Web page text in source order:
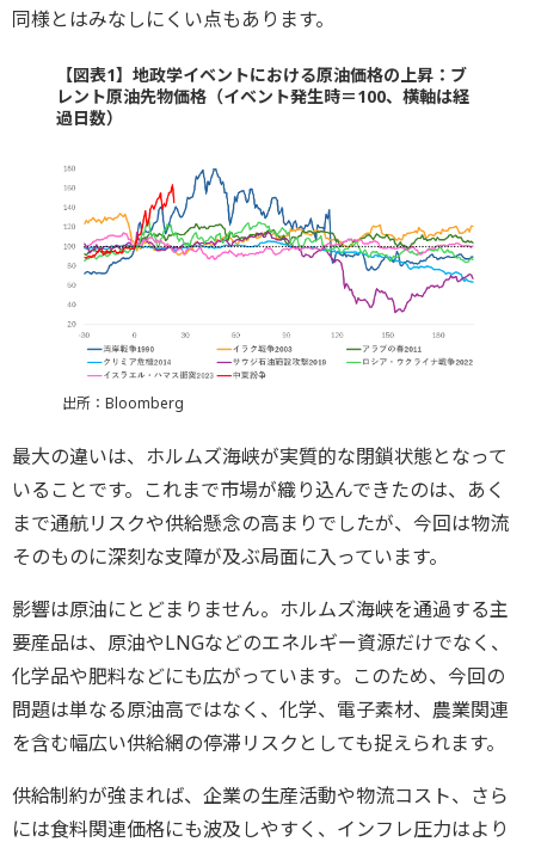
同様とはみなしにくい点もあります。
【図表1】地政学イベントにおける原油価格の上昇：ブ
レント原油先物価格（イベント発生時＝100、横軸は経
過日数）
出所：Bloomberg
最大の違いは、ホルムズ海峡が実質的な閉鎖状態となって
いることです。これまで市場が織り込んできたのは、あく
まで通航リスクや供給懸念の高まりでしたが、今回は物流
そのものに深刻な支障が及ぶ局面に入っています。
影響は原油にとどまりません。ホルムズ海峡を通過する主
要産品は、原油やLNGなどのエネルギー資源だけでなく、
化学品や肥料などにも広がっています。このため、今回の
問題は単なる原油高ではなく、化学、電子素材、農業関連
を含む幅広い供給網の停滞リスクとしても捉えられます。
供給制約が強まれば、企業の生産活動や物流コスト、さら
には食料関連価格にも波及しやすく、インフレ圧力はより